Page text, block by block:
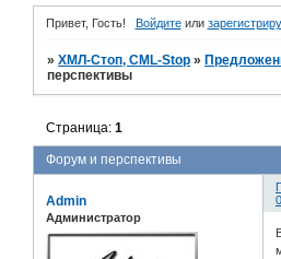
Привет, Гость! Войдитеили
»ХМЛ-Стоп, CML-Stop »
перспективы
Форум и перспективы
Страница:1
Admin
Администратор